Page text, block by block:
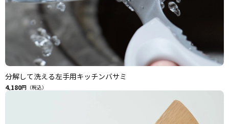
分解して洗える左手用キッチンバサミ
4,180円（税込）